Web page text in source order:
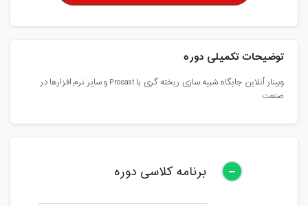
توضیحات تکمیلی دوره
وبینار آنلاین جایگاه شبیه سازی ریخته گری با Procast و سایر نرم افزارها در
صنعت
برنامه کلاسی دوره